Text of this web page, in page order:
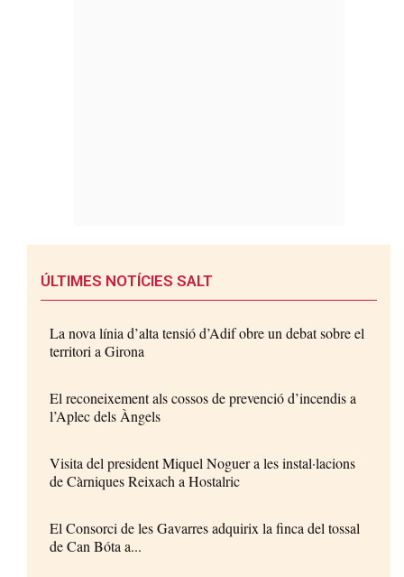
ÚLTIMES NOTÍCIES SALT
La nova línia d’alta tensió d’Adif obre un debat sobre el
territori a Girona
El reconeixement als cossos de prevenció d’incendis a
l’Aplec dels Àngels
Visita del president Miquel Noguer a les instal·lacions
de Càrniques Reixach a Hostalric
El Consorci de les Gavarres adquirix la finca del tossal
de Can Bóta a...